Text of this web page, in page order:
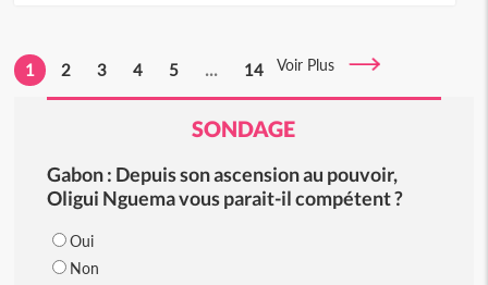
1 2 3 4 5 ... 14 Voir Plus
SONDAGE
Gabon : Depuis son ascension au pouvoir,
Oligui Nguema vous parait-il compétent ?
Oui
Non